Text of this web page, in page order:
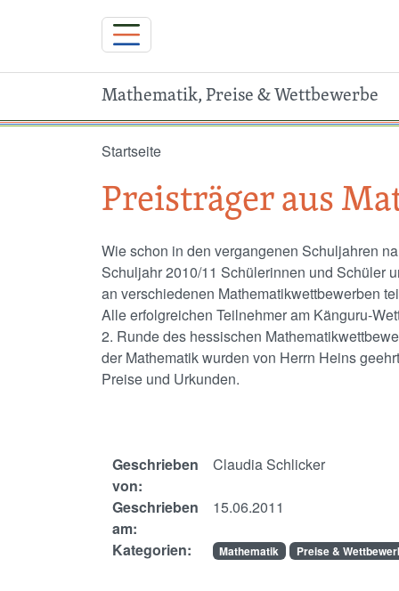
Mathematik, Preise & Wettbewerbe
Startseite
Preisträger aus
Wie schon in den vergangenen Schuljahren
Schuljahr 2010/11 Schülerinnen und Schüler
an verschiedenen Mathematikwettbewerben
Alle erfolgreichen Teilnehmer am Känguru-
2. Runde des hessischen
der Mathematik wurden von Herrn Heins
Preise und Urkunden.
Geschrieben
von:
Claudia Schlicker
Geschrieben
am:
15.06.2011
Kategorien: Mathematik Preise &